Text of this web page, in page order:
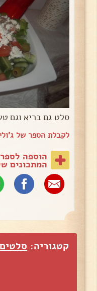
סלט גם בריא וגם
לקבלת הספר של
הוספה לספר
המתכונים
קטגוריה: סלטים